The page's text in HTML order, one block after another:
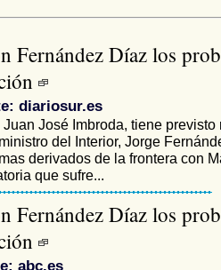
Fernández Díaz los
diariosur.es
José Imbroda, tiene previsto
del Interior, Jorge
derivados de la frontera con
que sufre...
Fernández Díaz los
abc.es